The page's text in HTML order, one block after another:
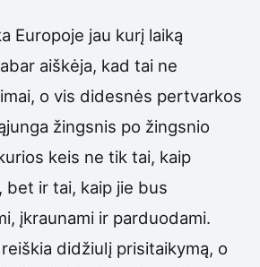
Europoje jau kurį laiką
aiškėja, kad tai ne
o vis didesnės pertvarkos
žingsnis po žingsnio
keis ne tik tai, kaip
bet ir tai, kaip jie bus
įkraunami ir parduodami.
didžiulį prisitaikymą, o